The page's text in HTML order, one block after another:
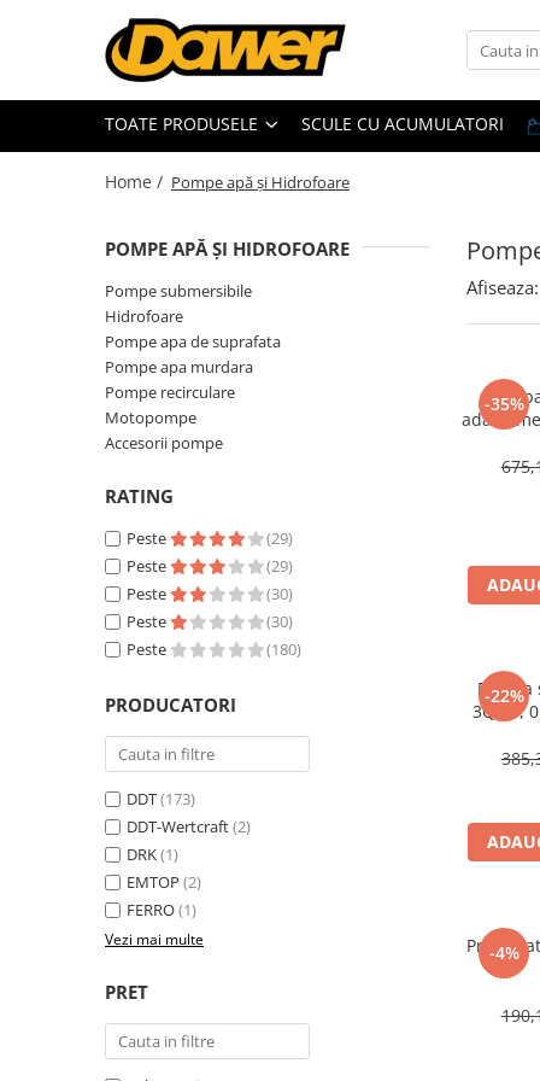
Toate Produsele
Pompe apă și Hidrofoare
Pompe submersibile
Pompe apa de suprafata
Pompe apa murdara
Pompe recirculare
Motopompe
Accesorii pompe
Masini de gaurit
Accesorii masini de gaurit
Masini de gaurit si insurubat
Circulare si fierastraie electrice
Masini de slefuit si polisat
Accesorii polizare si slefuire
Polizoare electrice
Rindele electrice
Ciocane Rotopercutoare
Motoburghie si Burghie
Aparate de sudura
Aparate sudura
TOATE PRODUSELE SCULE CU ACUMULATORI
Home / Pompe apă și Hidrofoare
POMPE APĂ ȘI HIDROFOARE
Pompe submersibile
Hidrofoare
Pompe apa de suprafata
Pompe apa murdara
Pompe recirculare
Motopompe
Accesorii pompe
RATING
Peste
(29)
Peste
(29)
Peste
(30)
Peste
(30)
Peste
(180)
PRODUCATORI
DDT(173)
DDT-Wertcraft(2)
DRK(1)
EMTOP (2)
FERRO(1)
Vezi mai multe
PRET
Afiseaza:
-35%
-22%
Pompa
3QGD, 0.75kW, Inox, 75 mm
-4%